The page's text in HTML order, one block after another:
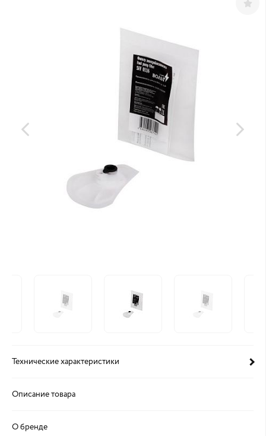
Технические характеристики
Описание товара
О бренде